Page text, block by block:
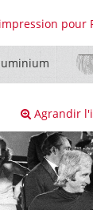
pour
Agrandir